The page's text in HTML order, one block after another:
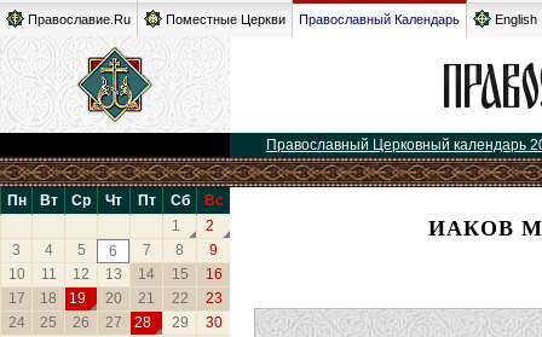
Православие.Ru Поместные Церкви Православный Календарь English
Православный Церковный календарь
Пн Вт Ср Чт Пт Сб
Вс
1
2
3
4 5 6 7 8
9
10
11 12 13 14 15
16
17
18 19 20 21 22
23
24
25 26 27 28 29
30
ИАКОВ